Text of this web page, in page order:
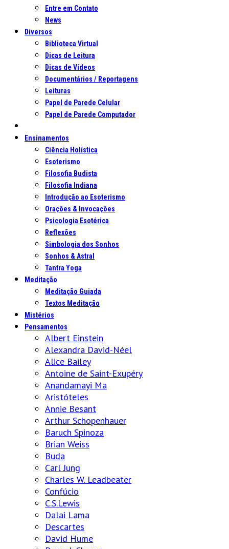
Entre em Contato
News
Diversos
Biblioteca Virtual
Dicas de Leitura
Dicas de Vídeos
Documentários / Reportagens
Leituras
Papel de Parede Celular
Papel de Parede Computador
Ensinamentos
Ciência Holística
Esoterismo
Filosofia Budista
Filosofia Indiana
Introdução ao Esoterismo
Orações & Invocações
Psicologia Esotérica
Reflexões
Simbologia dos Sonhos
Sonhos & Astral
Tantra Yoga
Meditação
Meditação Guiada
Textos Meditação
Mistérios
Pensamentos
Albert Einstein
Alexandra David-Néel
Alice Bailey
Antoine de Saint-Exupéry
Anandamayi Ma
Aristóteles
Annie Besant
Arthur Schopenhauer
Baruch Spinoza
Brian Weiss
Buda
Carl Jung
Charles W. Leadbeater
Confúcio
C.S.Lewis
Dalai Lama
Descartes
David Hume